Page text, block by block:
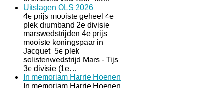
Uitslagen OLS 2026
4e prijs mooiste geheel 4e
plek drumband 2e divisie
marswedstrijden 4e prijs
mooiste koningspaar in
Jacquet 5e plek
solistenwedstrijd Mars - Tijs
3e divisie (1e…
In memoriam Harrie Hoenen
In memoriam Harrie Hoenen